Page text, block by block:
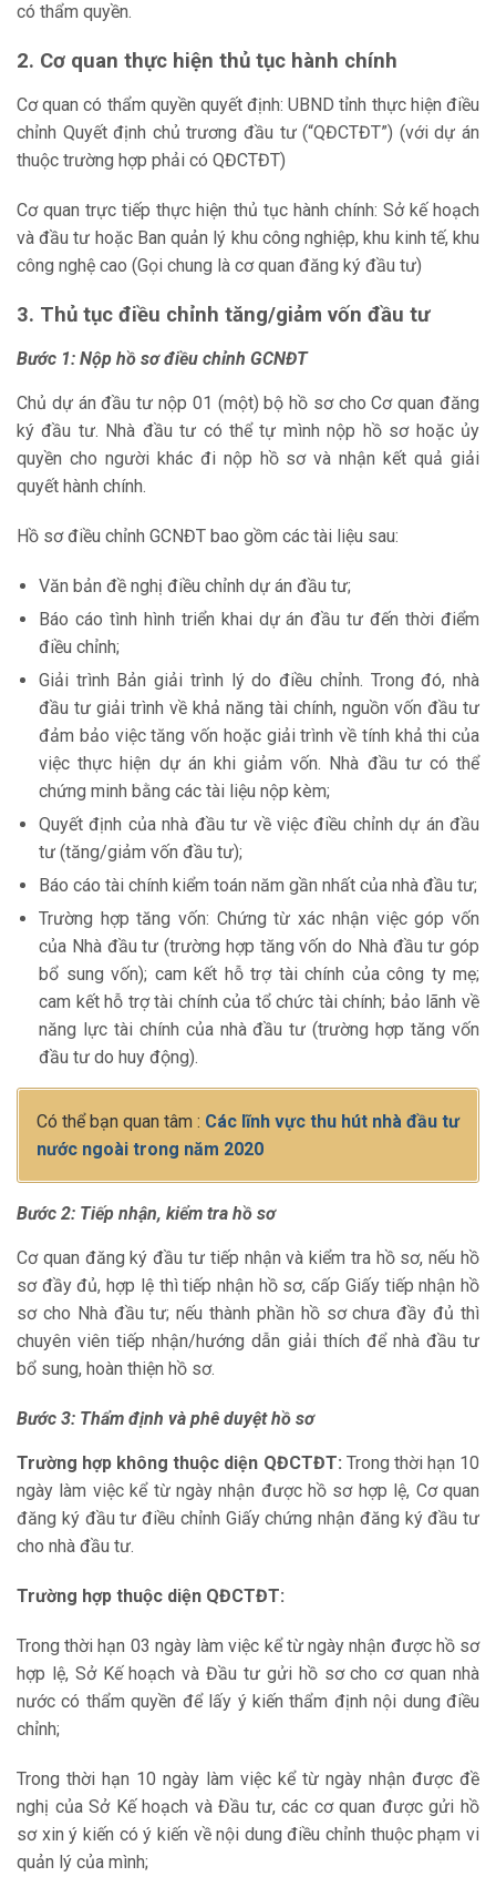
có thẩm quyền.
2. Cơ quan thực hiện thủ tục hành chính
Cơ quan có thẩm quyền quyết định: UBND tỉnh thực hiện điều
chỉnh Quyết định chủ trương đầu tư (“QĐCTĐT”) (với dự án
thuộc trường hợp phải có QĐCTĐT)
Cơ quan trực tiếp thực hiện thủ tục hành chính: Sở kế hoạch
và đầu tư hoặc Ban quản lý khu công nghiệp, khu kinh tế, khu
công nghệ cao (Gọi chung là cơ quan đăng ký đầu tư)
3. Thủ tục điều chỉnh tăng/giảm vốn đầu tư
Bước 1: Nộp hồ sơđiều chỉnh GCNĐT
Chủ dự án đầu tư nộp 01 (một) bộ hồ sơ cho Cơ quan đăng
ký đầu tư. Nhà đầu tư có thể tự mình nộp hồ sơ hoặc ủy
quyền cho người khác đi nộp hồ sơ và nhận kết quả giải
quyết hành chính.
Hồ sơ điều chỉnh GCNĐT bao gồm các tài liệu sau:
Văn bản đề nghị điều chỉnh dự án đầu tư;
Báo cáo tình hình triển khai dự án đầu tư đến thời điểm
điều chỉnh;
Giải trình Bản giải trình lý do điều chỉnh. Trong đó, nhà
đầu tư giải trình về khả năng tài chính, nguồn vốn đầu tư
đảm bảo việc tăng vốn hoặc giải trình về tính khả thi của
việc thực hiện dự án khi giảm vốn. Nhà đầu tư có thể
chứng minh bằng các tài liệu nộp kèm;
Quyết định của nhà đầu tư về việc điều chỉnh dự án đầu
tư (tăng/giảm vốn đầu tư);
Báo cáo tài chính kiểm toán năm gần nhất của nhà đầu tư;
Trường hợp tăng vốn: Chứng từ xác nhận việc góp vốn
của Nhà đầu tư (trường hợp tăng vốn do Nhà đầu tư góp
bổ sung vốn); cam kết hỗ trợ tài chính của công ty mẹ;
cam kết hỗ trợ tài chính của tổ chức tài chính; bảo lãnh về
năng lực tài chính của nhà đầu tư (trường hợp tăng vốn
đầu tư do huy động).
Có thể bạn quan tâm : Các lĩnh vực thu hút nhà đầu tư
nước ngoài trong năm 2020
Bước 2: Tiếp nhận, kiểm tra hồ sơ
Cơ quan đăng ký đầu tư tiếp nhận và kiểm tra hồ sơ, nếu hồ
sơ đầy đủ, hợp lệ thì tiếp nhận hồ sơ, cấp Giấy tiếp nhận hồ
sơ cho Nhà đầu tư; nếu thành phần hồ sơ chưa đầy đủ thì
chuyên viên tiếp nhận/hướng dẫn giải thích để nhà đầu tư
bổ sung, hoàn thiện hồ sơ.
Bước 3: Thẩm định và phê duyệt hồ sơ
Trường hợp không thuộc diện QĐCTĐT: Trong thời hạn 10
ngày làm việc kể từ ngày nhận được hồ sơ hợp lệ, Cơ quan
đăng ký đầu tư điều chỉnh Giấy chứng nhận đăng ký đầu tư
cho nhà đầu tư.
Trường hợp thuộc diện QĐCTĐT:
Trong thời hạn 03 ngày làm việc kể từ ngày nhận được hồ sơ
hợp lệ, Sở Kế hoạch và Đầu tư gửi hồ sơ cho cơ quan nhà
nước có thẩm quyền để lấy ý kiến thẩm định nội dung điều
chỉnh;
Trong thời hạn 10 ngày làm việc kể từ ngày nhận được đề
nghị của Sở Kế hoạch và Đầu tư, các cơ quan được gửi hồ
sơ xin ý kiến có ý kiến về nội dung điều chỉnh thuộc phạm vi
quản lý của mình;